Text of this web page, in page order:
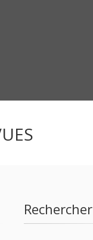
Rechercher